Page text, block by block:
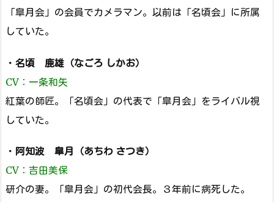
「皐月会」の会員でカメラマン。以前は「名頃会」に所属
していた。
・ 名頃 鹿雄（なごろ しかお）
CV：一条和矢
紅葉の師匠。「名頃会」の代表で「皐月会」をライバル視
していた。
・ 阿知波 皐月（あちわ さつき）
CV：吉田美保
研介の妻。「皐月会」の初代会長。３年前に病死した。